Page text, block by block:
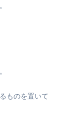
ものを置いて